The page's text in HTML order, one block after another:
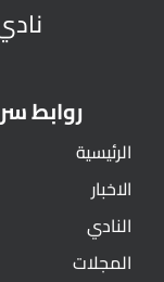
روابط
الرئيسية
الاخبار
النادي
المجلات